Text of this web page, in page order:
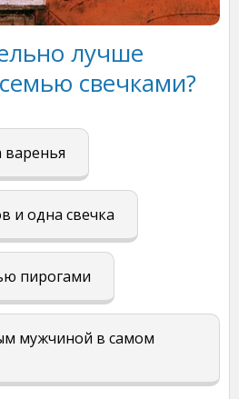
лучше
свечками?
варенья
и одна свечка
пирогами
мужчиной в самом